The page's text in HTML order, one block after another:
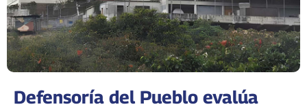
Defensoría del Pueblo evalúa